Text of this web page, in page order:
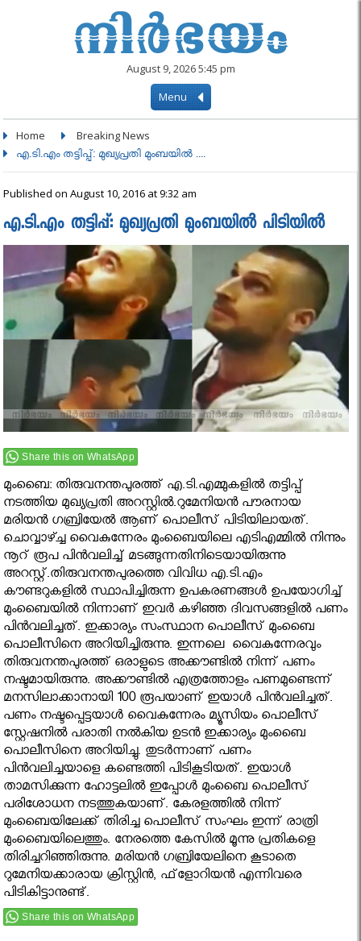
August 9, 2026 5:45 pm
Menu
Home Breaking News
എ.ടി.എം തട്ടിപ്പ്: മുഖ്യപ്രതി മുംബയില്‍ ....
Published on August 10, 2016 at 9:32 am
എ.ടി.എം തട്ടിപ്പ്: മുഖ്യപ്രതി മുംബയില്‍ പിടിയില്‍
Share this on WhatsApp
മുംബൈ: തിരുവനന്തപുരത്ത് എ.ടി.എമ്മുകളില്‍ തട്ടിപ്പ്
നടത്തിയ മുഖ്യപ്രതി അറസ്റ്റിൽ.റുമേനിയന്‍ പൗരനായ
മരിയന്‍ ഗബ്രിയേല്‍ ആണ് പൊലീസ് പിടിയിലായത്.
ചൊവ്വാഴ്ച്ച വൈകുന്നേരം മുംബൈയിലെ എടിഎമ്മില്‍ നിന്നും
നൂറ് രൂപ പിന്‍വലിച്ച് മടങ്ങുന്നതിനിടെയായിരുന്നു
അറസ്റ്റ്.തിരുവനന്തപുരത്തെ വിവിധ എ.ടി.എം
കൗണ്ടറുകളില്‍ സ്ഥാപിച്ചിരുന്ന ഉപകരണങ്ങള്‍ ഉപയോഗിച്ച്
മുംബൈയില്‍ നിന്നാണ് ഇവര്‍ കഴിഞ്ഞ ദിവസങ്ങളില്‍ പണം
പിന്‍വലിച്ചത്. ഇക്കാര്യം സംസ്ഥാന പൊലീസ് മുംബൈ
പൊലീസിനെ അറിയിച്ചിരുന്നു. ഇന്നലെ വൈകുന്നേരവും
തിരുവനന്തപുരത്ത് ഒരാളുടെ അക്കൗണ്ടില്‍ നിന്ന് പണം
നഷ്ടമായിരുന്നു. അക്കൗണ്ടില്‍ എത്രത്തോളം പണമുണ്ടെന്ന്
മനസിലാക്കാനായി 100 രൂപയാണ് ഇയാള്‍ പിന്‍വലിച്ചത്.
പണം നഷ്ടപ്പെട്ടയാള്‍ വൈകുന്നേരം മ്യൂസിയം പൊലീസ്
സ്റ്റേഷനില്‍ പരാതി നല്‍കിയ ഉടന്‍ ഇക്കാര്യം മുംബൈ
പൊലീസിനെ അറിയിച്ചു. തുടര്‍ന്നാണ് പണം
പിന്‍വലിച്ചയാളെ കണ്ടെത്തി പിടികൂടിയത്. ഇയാള്‍
താമസിക്കുന്ന ഹോട്ടലില്‍ ഇപ്പോള്‍ മുംബൈ പൊലീസ്
പരിശോധന നടത്തുകയാണ്. കേരളത്തില്‍ നിന്ന്
മുംബൈയിലേക്ക് തിരിച്ച പൊലീസ് സംഘം ഇന്ന് രാത്രി
മുംബൈയിലെത്തും. നേരത്തെ കേസില്‍ മൂന്നു പ്രതികളെ
തിരിച്ചറിഞ്ഞിരുന്നു. മരിയന്‍ ഗബ്രിയേലിനെ കൂടാതെ
റുമേനിയക്കാരായ ക്രിസ്റ്റിന്‍, ഫ്‌ളോറിയന്‍ എന്നിവരെ
പിടികിട്ടാനുണ്ട്.
Share this on WhatsApp